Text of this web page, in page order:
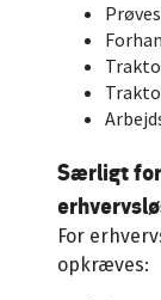
Særligt
For
opkræves: